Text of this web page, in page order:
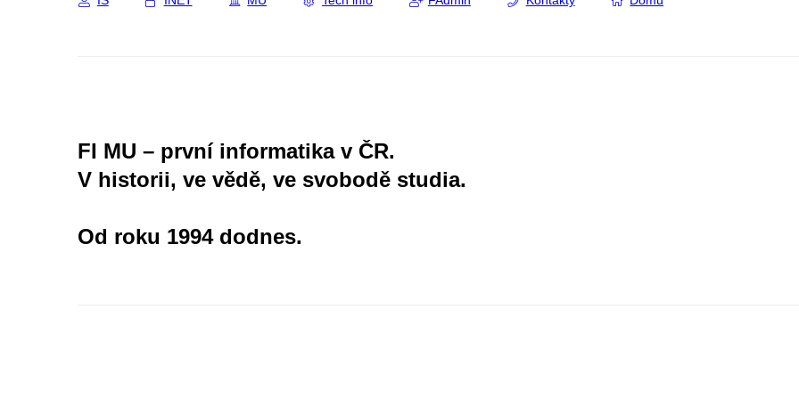
FI MU – první informatika v ČR.
V historii, ve vědě, ve svobodě studia.
Od roku 1994 dodnes.